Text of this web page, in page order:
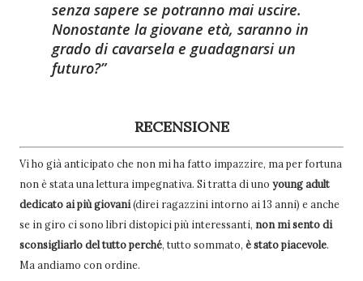
senza sapere se potranno mai uscire.
Nonostante la giovane età, saranno in
grado di cavarsela e guadagnarsi un
futuro?
RECENSIONE
Vi ho già anticipato che non mi ha fatto impazzire, ma per fortuna
non è stata una lettura impegnativa. Si tratta di uno young adult
dedicato ai più giovani(direi ragazzini intorno ai 13 anni) e anche
se in giro ci sono libri distopici più interessanti, non mi sento di
sconsigliarlo del tutto perché, tutto sommato, è stato piacevole.
Ma andiamo con ordine.